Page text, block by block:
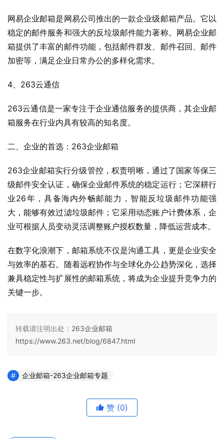
网易企业邮箱是网易公司推出的一款企业级邮箱产品。它以
稳定的邮件服务和强大的反垃圾邮件能力著称。网易企业邮
箱提供了丰富的邮件功能，包括邮件群发、邮件召回、邮件
加密等，满足企业日常办公的多样化需求。
4、263云通信
263云通信是一家专注于企业通信服务的提供商，其企业邮
箱服务在行业内具有较高的知名度。
二、企业的首选：263企业邮箱
263企业邮箱实行分级管控，权责明晰，通过了国家等保三
级邮件安全认证，确保企业邮件系统的稳定运行；它深耕行
业26年，具备海内外畅邮能力，智能反垃圾邮件功能强
大，能够有效过滤垃圾邮件；它采用动态账户计费体系，企
业可根据人员变动灵活调整账户授权数量，降低运营成本。
在数字化浪潮下，邮箱系统不仅是沟通工具，更是企业安全
与效率的基石。随着远程协作与全球化办公趋势深化，选择
兼具稳定性与扩展性的邮箱系统，将成为企业提升竞争力的
关键一步。
转载请注明出处： 263企业邮箱
https://www.263.net/blog/6847.html
企业邮箱-263企业邮箱专题
赞 (0)